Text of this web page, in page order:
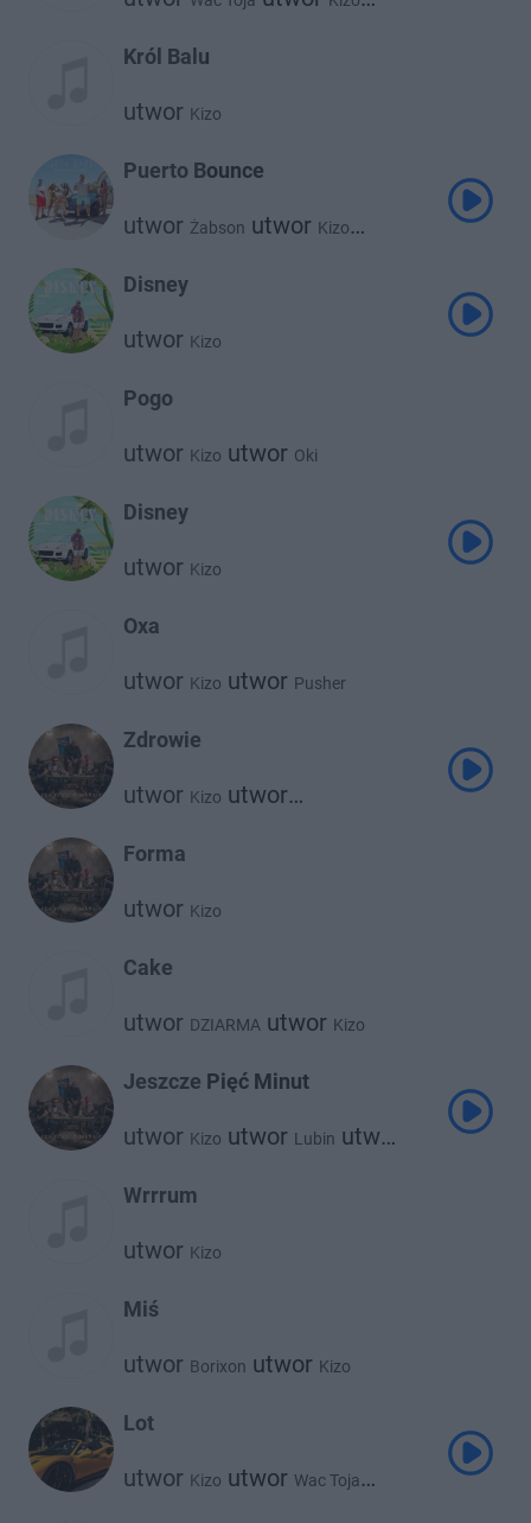
Król Balu
utwor Kizo
Puerto Bounce
utwor Żabson utwor Kizo
Vladimir Cauchemar
Disney
utwor Kizo
Pogo
utwor Kizo utwor Oki
Disney
utwor Kizo
Oxa
utwor Kizo utwor Pusher
Zdrowie
utwor Kizo utwor
Forma
utwor Kizo
Cake
utwor DZIARMA utwor Kizo
Jeszcze Pięć Minut
utwor Kizo utwor Lubin utwor
Wrrrum
utwor Kizo
Miś
utwor Borixon utwor Kizo
Lot
utwor Kizo utwor Wac Toja